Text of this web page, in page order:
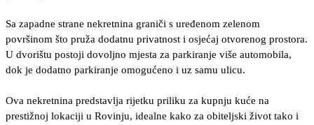
Sa zapadne strane nekretnina graniči s uređenom zelenom
površinom što pruža dodatnu privatnost i osjećaj otvorenog prostora.
U dvorištu postoji dovoljno mjesta za parkiranje više automobila,
dok je dodatno parkiranje omogućeno i uz samu ulicu.
Ova nekretnina predstavlja rijetku priliku za kupnju kuće na
prestižnoj lokaciji u Rovinju, idealne kako za obiteljski život tako i